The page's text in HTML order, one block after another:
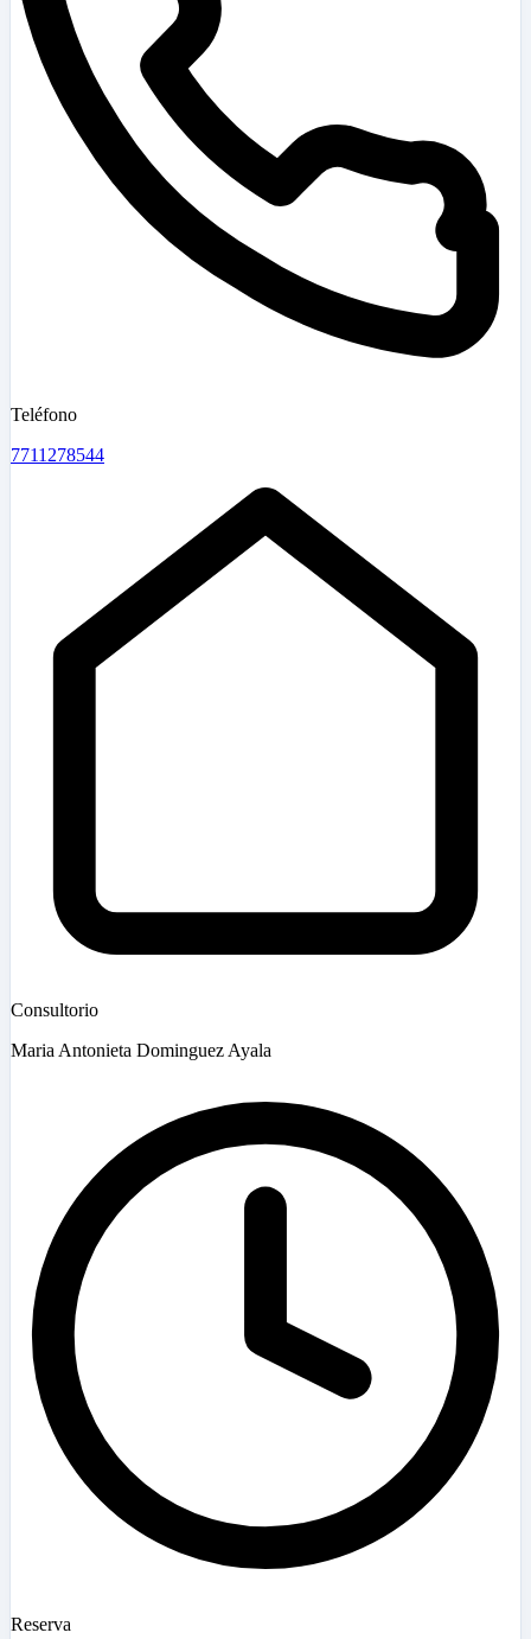
Teléfono
7711278544
Consultorio
Maria Antonieta Dominguez Ayala
Reserva